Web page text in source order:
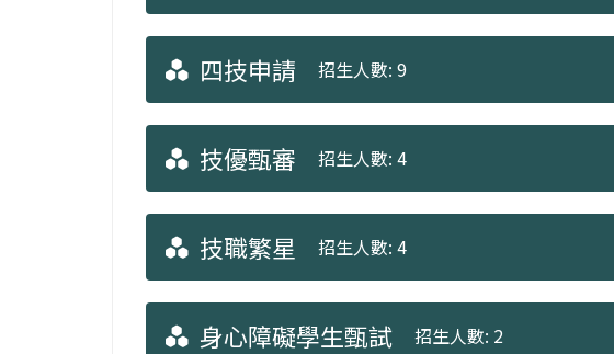
四技申請 招生人數: 9
技優甄審 招生人數: 4
技職繁星 招生人數: 4
身心障礙學生甄試 招生人數: 2